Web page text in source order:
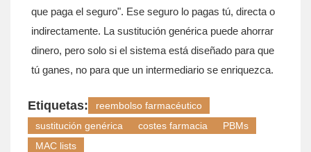
que paga el seguro". Ese seguro lo pagas tú, directa o
indirectamente. La sustitución genérica puede ahorrar
dinero, pero solo si el sistema está diseñado para que
tú ganes, no para que un intermediario se enriquezca.
Etiquetas:
reembolso farmacéutico
sustitución genérica
costes farmacia
PBMs
MAC lists